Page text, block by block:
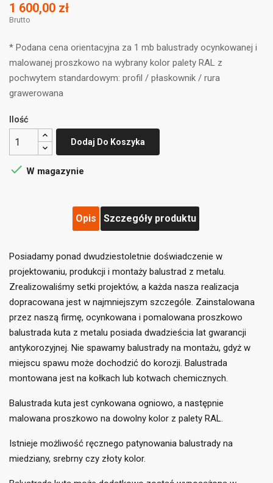
Dodaj do listy życzeń
((title))
((label))
((cancelText))
Zaloguj się
liście życzeń.
((cancelText)) ((loginText))
1 600,00 zł
Brutto
* Podana cena orientacyjna za 1 mb balustrady ocynkowanej i
malowanej proszkowo na wybrany kolor palety RAL z
pochwytem standardowym: profil / płaskownik / rura
grawerowana
Ilość
Dodaj Do Koszyka
 W magazynie
Opis Szczegóły produktu
Posiadamy ponad dwudziestoletnie doświadczenie w
projektowaniu, produkcji i montaży balustrad z metalu.
Zrealizowaliśmy setki projektów, a każda nasza realizacja
dopracowana jest w najmniejszym szczególe. Zainstalowana
przez naszą firmę, ocynkowana i pomalowana proszkowo
balustrada kuta z metalu posiada dwadzieścia lat gwarancji
antykorozyjnej. Nie spawamy balustrady na montażu, gdyż w
miejscu spawu może dochodzić do korozji. Balustrada
montowana jest na kołkach lub kotwach chemicznych.
Balustrada kuta jest cynkowana ogniowo, a następnie
malowana proszkowo na dowolny kolor z palety RAL.
Istnieje możliwość ręcznego patynowania balustrady na
miedziany, srebrny czy złoty kolor.